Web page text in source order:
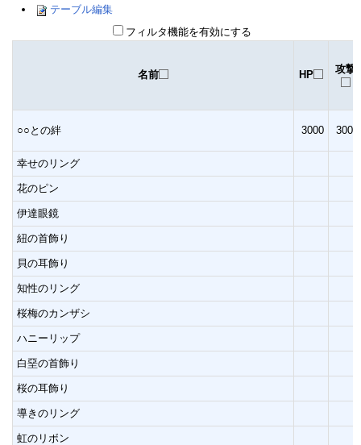
テーブル編集
フィルタ機能を有効にする
名前 HP 攻撃
○○との絆 3000 3000
幸せのリング
花のピン
伊達眼鏡
紐の首飾り
貝の耳飾り
知性のリング
桜梅のカンザシ
ハニーリップ
白堊の首飾り
桜の耳飾り
導きのリング
虹のリボン